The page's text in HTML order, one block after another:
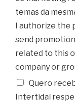
temas da
I authorize the
send
related to this
company or
Quero
Intertidal